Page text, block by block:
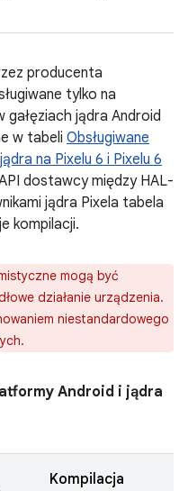
producenta
tylko na
jądra Android
w tabeli Obsługiwane
na Pixelu 6 i Pixelu 6
dostawcy między HAL-
jądra Pixela tabela
kompilacji.
mogą być
działanie urządzenia.
niestandardowego
Android i jądra
Kompilacja